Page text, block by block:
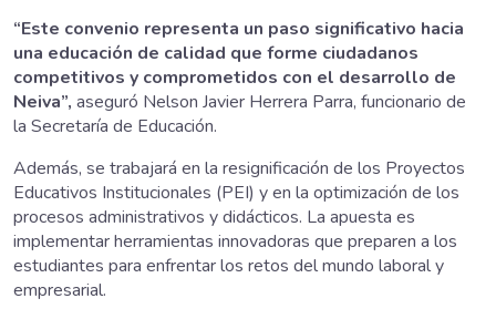
“Este convenio representa un paso significativo hacia
una educación de calidad que forme ciudadanos
competitivos y comprometidos con el desarrollo de
Neiva”, aseguró Nelson Javier Herrera Parra, funcionario de
la Secretaría de Educación.
Además, se trabajará en la resignificación de los Proyectos
Educativos Institucionales (PEI) y en la optimización de los
procesos administrativos y didácticos. La apuesta es
implementar herramientas innovadoras que preparen a los
estudiantes para enfrentar los retos del mundo laboral y
empresarial.